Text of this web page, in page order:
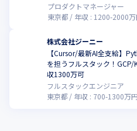
プロダクトマネージャー
東京都
年収 : 1200-2000
株式会社ジーニー
【Cursor/最新AI全支給】
を担うフルスタック！
収1300万可
フルスタックエンジニア
東京都
年収 : 700-1300万